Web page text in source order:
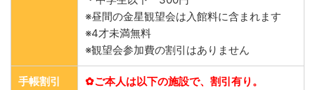
※昼間の金星観望会は入館料に含まれます
※4才未満無料
※観望会参加費の割引はありません
手帳割引
✿ご本人は以下の施設で、割引有り。